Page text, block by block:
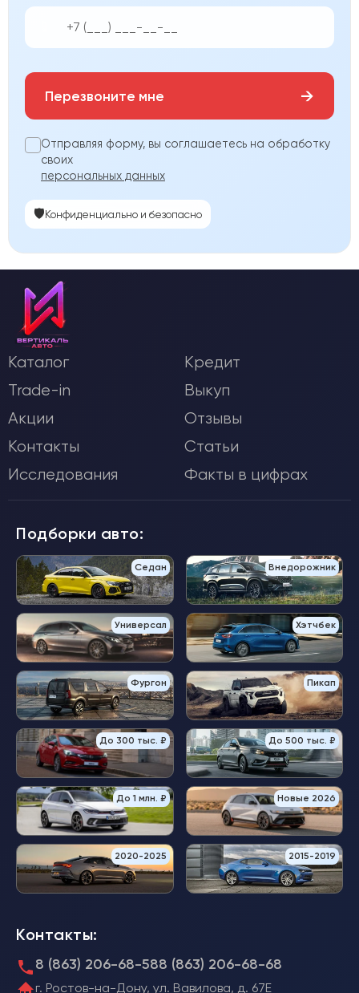
Перезвоните мне →
Отправляя форму, вы соглашаетесь на обработку
своих
персональных данных
🛡️Конфиденциально и безопасно
Каталог
Кредит
Trade-in
Выкуп
Акции
Отзывы
Контакты
Статьи
Исследования
Факты в цифрах
Подборки авто:
Седан Внедорожник
Универсал Хэтчбек
Фургон Пикап
До 300 тыс. ₽ До 500 тыс. ₽
До 1 млн. ₽ Новые 2026
2020-2025 2015-2019
Контакты:
8 (863) 206-68-588 (863) 206-68-68
г. Ростов-на-Дону, ул. Вавилова, д. 67Е